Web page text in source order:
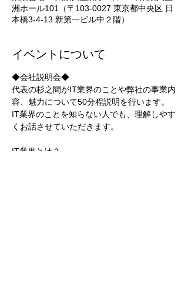
洲ホール101（〒103-0027 東京都中央区 日
本橋3-4-13 新第一ビル中２階）
イベントについて
◆会社説明会◆
​代表の杉之間がIT業界のことや弊社の事業内
容、魅力について50分程説明を行います。
IT業界のことを知らない人でも、理解しやす
くお話させていただきます。
IT業界とは？